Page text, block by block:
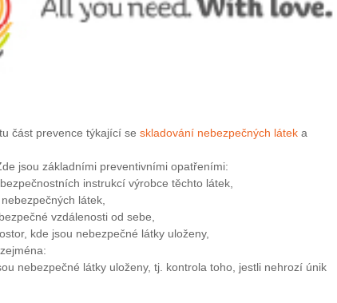
část prevence týkající se skladování nebezpečných látek a
jsou základními preventivními opatřeními:
instrukcí výrobce těchto látek,
látek,
vzdálenosti od sebe,
kde jsou nebezpečné látky uloženy,
nebezpečné látky uloženy, tj. kontrola toho, jestli nehrozí únik